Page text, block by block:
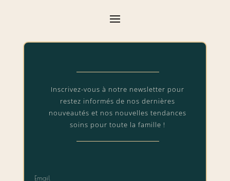
Inscrivez-vous à notre newsletter pour
restez informés de nos dernières
nouveautés et nos nouvelles tendances
soins pour toute la famille !
Email